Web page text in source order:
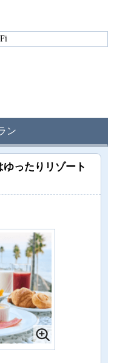
ン
ゆったりリゾート